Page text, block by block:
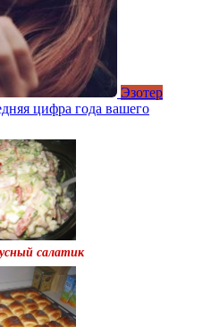
Эзотер
цифра года вашего
салатик